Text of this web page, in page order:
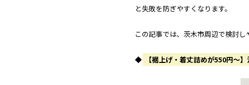
と失敗を防ぎやすくなります。
この記事では、茨木市周辺で検討
◆ 【裾上げ・着丈詰めが550円〜